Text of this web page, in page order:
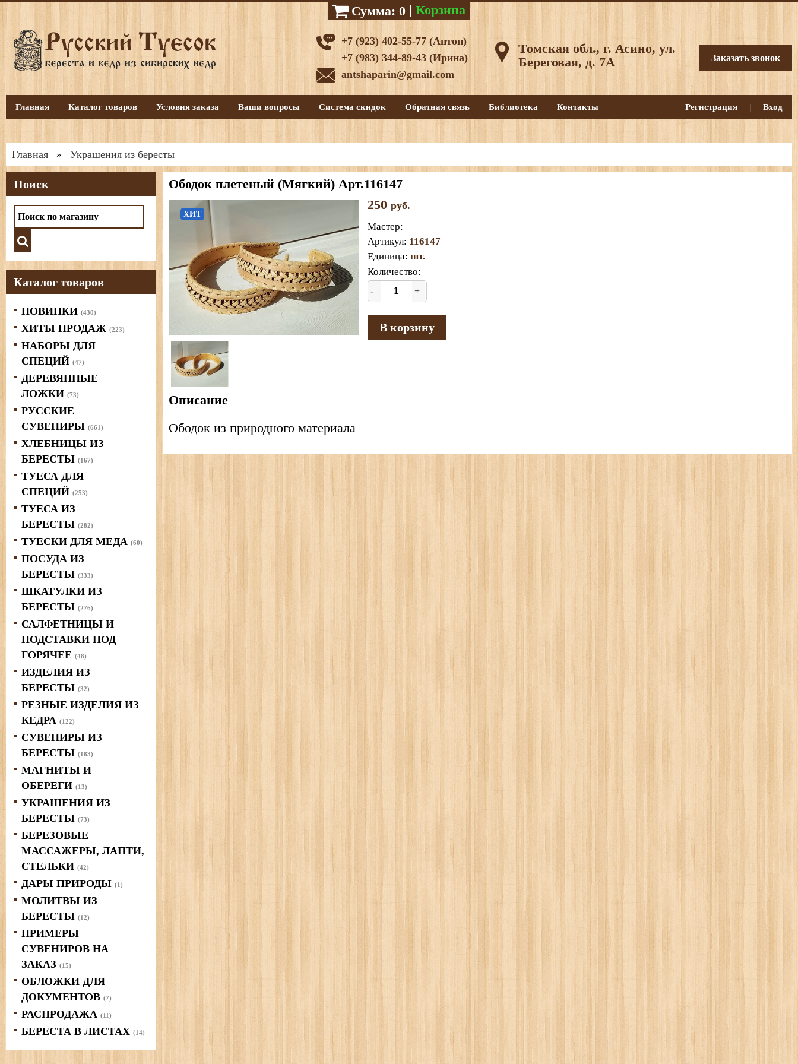
Сумма: 0 | Корзина
Главная Каталог товаров Условия заказа Ваши вопросы Система скидок Обратная связь Библиотека Контакты Регистрация | Вход
+7 (923) 402-55-77 (Антон)
+7 (983) 344-89-43 (Ирина)
antshaparin@gmail.com
Томская обл., г. Асино, ул.
Береговая, д. 7А
Заказать звонок
Главная » Украшения из бересты
Ободок плетеный (Мягкий) Арт.116147
ХИТ
250 руб.
Мастер:
Артикул: 116147
Единица: шт.
Количество:
- +
В корзину
Описание
Ободок из природного материала
Поиск
Каталог товаров
НОВИНКИ (430)
ХИТЫ ПРОДАЖ (223)
НАБОРЫ ДЛЯ
СПЕЦИЙ (47)
ДЕРЕВЯННЫЕ
ЛОЖКИ (73)
РУССКИЕ
СУВЕНИРЫ (661)
ХЛЕБНИЦЫ ИЗ
БЕРЕСТЫ (167)
ТУЕСА ДЛЯ
СПЕЦИЙ (253)
ТУЕСА ИЗ
БЕРЕСТЫ (282)
ТУЕСКИ ДЛЯ МЕДА (60)
ПОСУДА ИЗ
БЕРЕСТЫ (333)
ШКАТУЛКИ ИЗ
БЕРЕСТЫ (276)
САЛФЕТНИЦЫ И
ПОДСТАВКИ ПОД
ГОРЯЧЕЕ (48)
ИЗДЕЛИЯ ИЗ
БЕРЕСТЫ (32)
РЕЗНЫЕ ИЗДЕЛИЯ ИЗ
КЕДРА (122)
СУВЕНИРЫ ИЗ
БЕРЕСТЫ (183)
МАГНИТЫ И
ОБЕРЕГИ (13)
УКРАШЕНИЯ ИЗ
БЕРЕСТЫ (73)
БЕРЕЗОВЫЕ
МАССАЖЕРЫ, ЛАПТИ,
СТЕЛЬКИ (42)
ДАРЫ ПРИРОДЫ (1)
МОЛИТВЫ ИЗ
БЕРЕСТЫ (12)
ПРИМЕРЫ
СУВЕНИРОВ НА
ЗАКАЗ (15)
ОБЛОЖКИ ДЛЯ
ДОКУМЕНТОВ (7)
РАСПРОДАЖА (11)
БЕРЕСТА В ЛИСТАХ (14)